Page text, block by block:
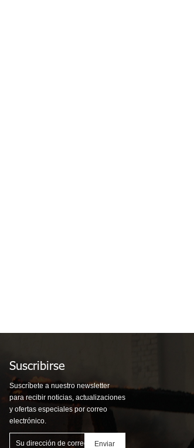
Suscribirse
Suscríbete a nuestro newsletter
para recibir noticias, actualizaciones
y ofertas especiales por correo
electrónico.